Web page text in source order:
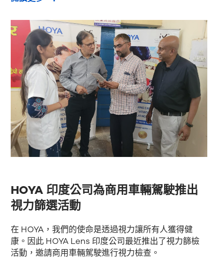
HOYA 印度公司為商用車輛駕駛推出
視力篩選活動
在 HOYA，我們的使命是透過視力讓所有人獲得健
康。因此 HOYA Lens 印度公司最近推出了視力篩檢
活動，邀請商用車輛駕駛進行視力檢查。